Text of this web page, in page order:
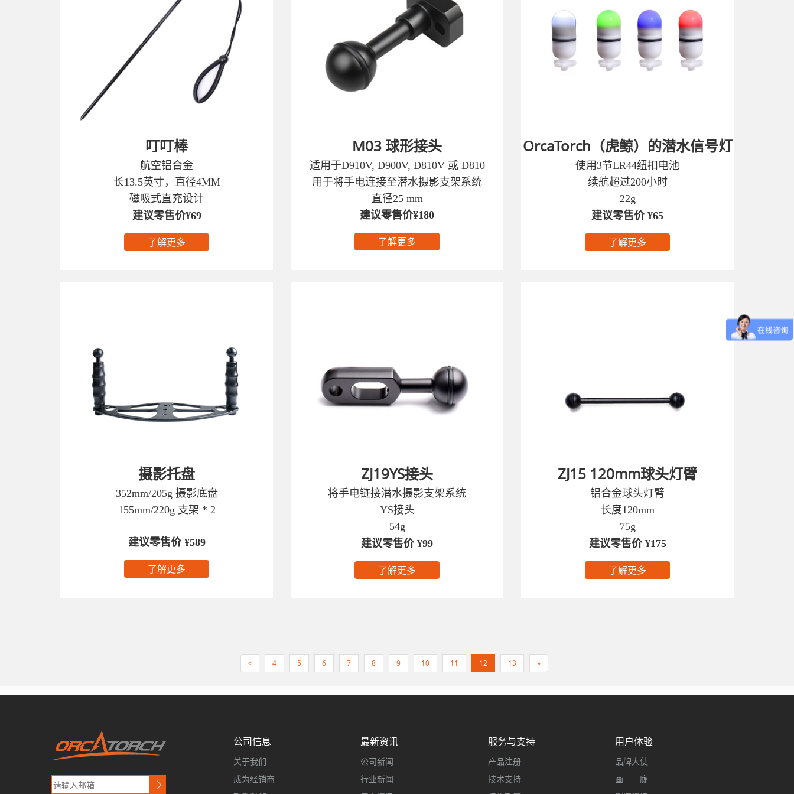
叮叮棒
航空铝合金
长13.5英寸，直径4MM
磁吸式直充设计
建议零售价¥69
了解更多
M03 球形接头
适用于D910V, D900V, D810V 或 D810
用于将手电连接至潜水摄影支架系统
直径25 mm
建议零售价¥180
了解更多
OrcaTorch（虎鲸）的潜水信号灯
使用3节LR44纽扣电池
续航超过200小时
22g
建议零售价 ¥65
了解更多
摄影托盘
352mm/205g 摄影底盘
155mm/220g 支架 * 2
建议零售价 ¥589
了解更多
ZJ19YS接头
将手电链接潜水摄影支架系统
YS接头
54g
建议零售价 ¥99
了解更多
ZJ15 120mm球头灯臂
铝合金球头灯臂
长度120mm
75g
建议零售价 ¥175
了解更多
« 4 5 6 7 8 9 10 11 12 13 »
公司信息
关于我们
成为经销商
最新资讯
公司新闻
行业新闻
服务与支持
产品注册
技术支持
用户体验
品牌大使
画 廊